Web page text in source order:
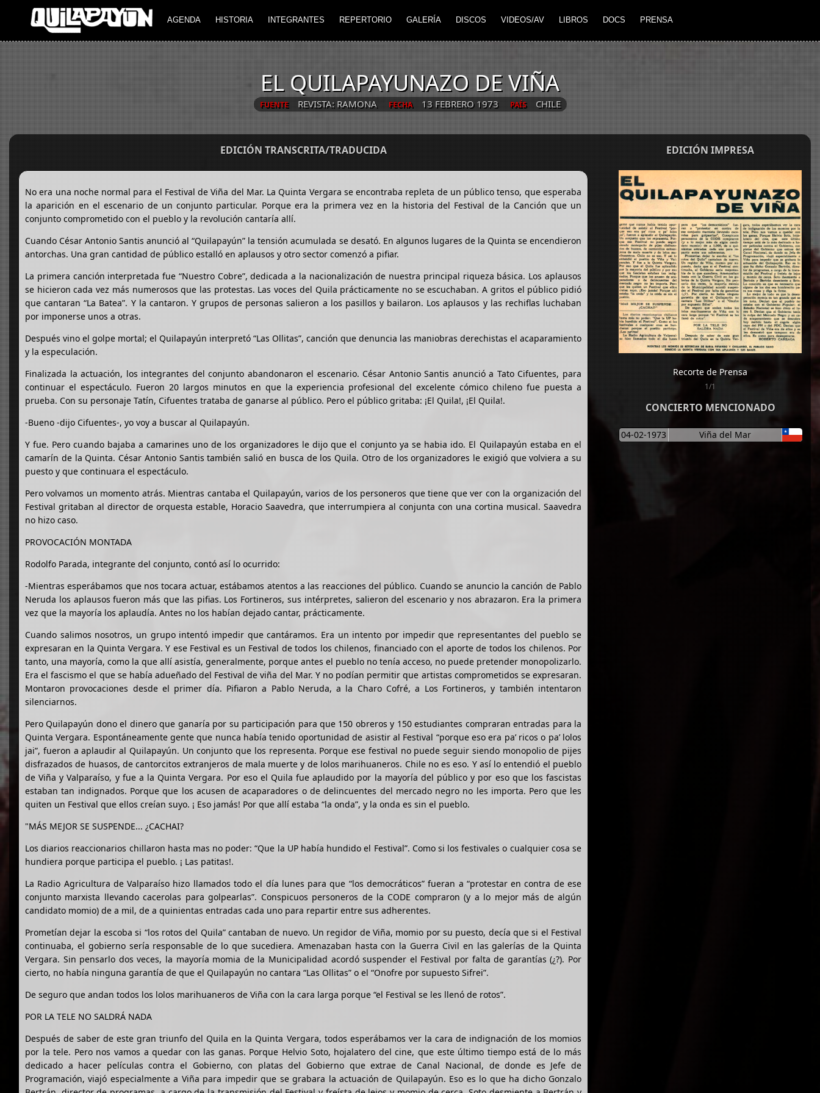
AGENDA HISTORIA INTEGRANTES REPERTORIO GALERÍA DISCOS VIDEOS/AV LIBROS DOCS PRENSA
EL QUILAPAYUNAZO DE VIÑA
FUENTE REVISTA: RAMONA FECHA 13 FEBRERO 1973 PAÍS CHILE
EDICIÓN TRANSCRITA/TRADUCIDA
No era una noche normal para el Festival de Viña del Mar. La Quinta Vergara se encontraba repleta de un público tenso, que esperaba
la aparición en el escenario de un conjunto particular. Porque era la primera vez en la historia del Festival de la Canción que un
conjunto comprometido con el pueblo y la revolución cantaría allí.
Cuando César Antonio Santis anunció al “Quilapayún” la tensión acumulada se desató. En algunos lugares de la Quinta se encendieron
antorchas. Una gran cantidad de público estalló en aplausos y otro sector comenzó a pifiar.
La primera canción interpretada fue “Nuestro Cobre”, dedicada a la nacionalización de nuestra principal riqueza básica. Los aplausos
se hicieron cada vez más numerosos que las protestas. Las voces del Quila prácticamente no se escuchaban. A gritos el público pidió
que cantaran “La Batea”. Y la cantaron. Y grupos de personas salieron a los pasillos y bailaron. Los aplausos y las rechiflas luchaban
por imponerse unos a otras.
Después vino el golpe mortal; el Quilapayún interpretó “Las Ollitas”, canción que denuncia las maniobras derechistas el acaparamiento
y la especulación.
Finalizada la actuación, los integrantes del conjunto abandonaron el escenario. César Antonio Santis anunció a Tato Cifuentes, para
continuar el espectáculo. Fueron 20 largos minutos en que la experiencia profesional del excelente cómico chileno fue puesta a
prueba. Con su personaje Tatín, Cifuentes trataba de ganarse al público. Pero el público gritaba: ¡El Quila!, ¡El Quila!.
-Bueno -dijo Cifuentes-, yo voy a buscar al Quilapayún.
Y fue. Pero cuando bajaba a camarines uno de los organizadores le dijo que el conjunto ya se habia ido. El Quilapayún estaba en el
camarín de la Quinta. César Antonio Santis también salió en busca de los Quila. Otro de los organizadores le exigió que volviera a su
puesto y que continuara el espectáculo.
Pero volvamos un momento atrás. Mientras cantaba el Quilapayún, varios de los personeros que tiene que ver con la organización del
Festival gritaban al director de orquesta estable, Horacio Saavedra, que interrumpiera al conjunta con una cortina musical. Saavedra
no hizo caso.
PROVOCACIÓN MONTADA
Rodolfo Parada, integrante del conjunto, contó así lo ocurrido:
-Mientras esperábamos que nos tocara actuar, estábamos atentos a las reacciones del público. Cuando se anuncio la canción de Pablo
Neruda los aplausos fueron más que las pifias. Los Fortineros, sus intérpretes, salieron del escenario y nos abrazaron. Era la primera
vez que la mayoría los aplaudía. Antes no los habían dejado cantar, prácticamente.
Cuando salimos nosotros, un grupo intentó impedir que cantáramos. Era un intento por impedir que representantes del pueblo se
expresaran en la Quinta Vergara. Y ese Festival es un Festival de todos los chilenos, financiado con el aporte de todos los chilenos. Por
tanto, una mayoría, como la que allí asistía, generalmente, porque antes el pueblo no tenía acceso, no puede pretender monopolizarlo.
Era el fascismo el que se había adueñado del Festival de viña del Mar. Y no podían permitir que artistas comprometidos se expresaran.
Montaron provocaciones desde el primer día. Pifiaron a Pablo Neruda, a la Charo Cofré, a Los Fortineros, y también intentaron
silenciarnos.
Pero Quilapayún dono el dinero que ganaría por su participación para que 150 obreros y 150 estudiantes compraran entradas para la
Quinta Vergara. Espontáneamente gente que nunca había tenido oportunidad de asistir al Festival “porque eso era pa’ ricos o pa’ lolos
jai”, fueron a aplaudir al Quilapayún. Un conjunto que los representa. Porque ese festival no puede seguir siendo monopolio de pijes
disfrazados de huasos, de cantorcitos extranjeros de mala muerte y de lolos marihuaneros. Chile no es eso. Y así lo entendió el pueblo
de Viña y Valparaíso, y fue a la Quinta Vergara. Por eso el Quila fue aplaudido por la mayoría del público y por eso que los fascistas
estaban tan indignados. Porque que los acusen de acaparadores o de delincuentes del mercado negro no les importa. Pero que les
quiten un Festival que ellos creían suyo. ¡ Eso jamás! Por que allí estaba “la onda”, y la onda es sin el pueblo.
"MÁS MEJOR SE SUSPENDE... ¿CACHAI?
Los diarios reaccionarios chillaron hasta mas no poder: “Que la UP había hundido el Festival”. Como si los festivales o cualquier cosa se
hundiera porque participa el pueblo. ¡ Las patitas!.
La Radio Agricultura de Valparaíso hizo llamados todo el día lunes para que “los democráticos” fueran a “protestar en contra de ese
conjunto marxista llevando cacerolas para golpearlas”. Conspicuos personeros de la CODE compraron (y a lo mejor más de algún
candidato momio) de a mil, de a quinientas entradas cada uno para repartir entre sus adherentes.
Prometían dejar la escoba si “los rotos del Quila” cantaban de nuevo. Un regidor de Viña, momio por su puesto, decía que si el Festival
continuaba, el gobierno sería responsable de lo que sucediera. Amenazaban hasta con la Guerra Civil en las galerías de la Quinta
Vergara. Sin pensarlo dos veces, la mayoría momia de la Municipalidad acordó suspender el Festival por falta de garantías (¿?). Por
cierto, no había ninguna garantía de que el Quilapayún no cantara “Las Ollitas” o el “Onofre por supuesto Sifrei”.
De seguro que andan todos los lolos marihuaneros de Viña con la cara larga porque “el Festival se les llenó de rotos”.
POR LA TELE NO SALDRÁ NADA
Después de saber de este gran triunfo del Quila en la Quinta Vergara, todos esperábamos ver la cara de indignación de los momios
por la tele. Pero nos vamos a quedar con las ganas. Porque Helvio Soto, hojalatero del cine, que este último tiempo está de lo más
dedicado a hacer películas contra el Gobierno, con platas del Gobierno que extrae de Canal Nacional, de donde es Jefe de
Programación, viajó especialmente a Viña para impedir que se grabara la actuación de Quilapayún. Eso es lo que ha dicho Gonzalo
EDICIÓN IMPRESA
Recorte de Prensa
1/1
CONCIERTO MENCIONADO
04-02-1973 Viña del Mar